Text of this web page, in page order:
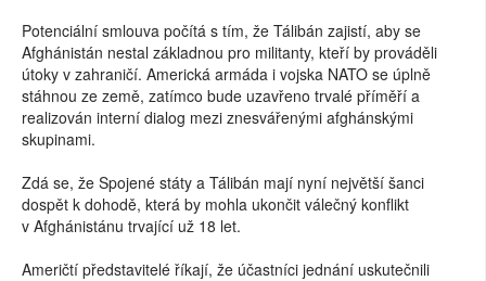
Potenciální smlouva počítá s tím, že Tálibán zajistí, aby se
Afghánistán nestal základnou pro militanty, kteří by prováděli
útoky v zahraničí. Americká armáda i vojska NATO se úplně
stáhnou ze země, zatímco bude uzavřeno trvalé příměří a
realizován interní dialog mezi znesvářenými afghánskými
skupinami.
Zdá se, že Spojené státy a Tálibán mají nyní největší šanci
dospět k dohodě, která by mohla ukončit válečný konflikt
v Afghánistánu trvající už 18 let.
Američtí představitelé říkají, že účastníci jednání uskutečnili